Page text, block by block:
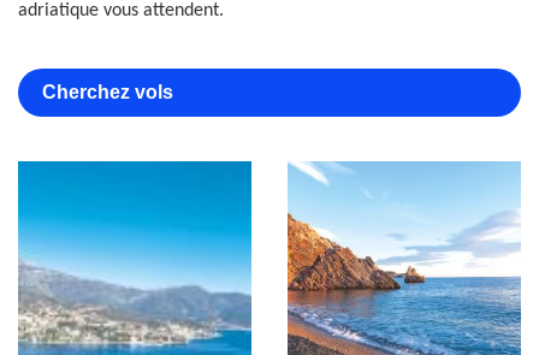
adriatique vous attendent.
Cherchez vols